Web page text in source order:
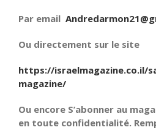
Par email
Ou directement sur le site
https://israelmagazine.co.il/
magazine/
Ou encore S’abonner au
en toute confidentialité.